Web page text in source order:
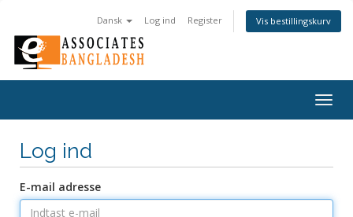
Dansk Log ind Register Vis bestillingskurv
Log ind
E-mail adresse